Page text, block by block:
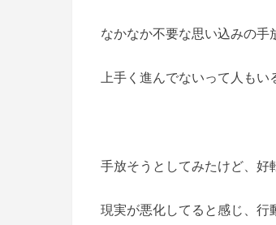
なかなか不要な思い込みの手
上手く進んでないって人もい
手放そうとしてみたけど、好
現実が悪化してると感じ、行